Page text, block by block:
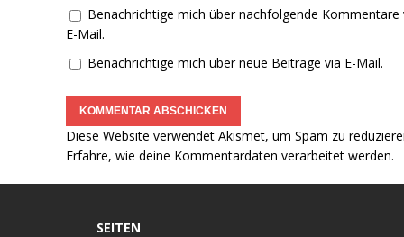
Benachrichtige mich über nachfolgende Kommentare
E-Mail.
Benachrichtige mich über neue Beiträge via E-Mail.
Diese Website verwendet Akismet, um Spam zu
Erfahre, wie deine Kommentardaten verarbeitet werden.
SEITEN